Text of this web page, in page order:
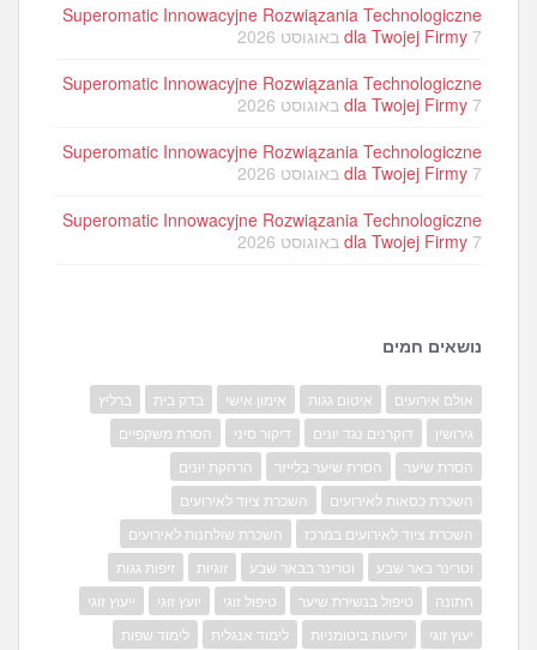
Superomatic Innowacyjne Rozwiązania Technologiczne
dla Twojej Firmy 7 באוגוסט 2026
Superomatic Innowacyjne Rozwiązania Technologiczne
dla Twojej Firmy 7 באוגוסט 2026
Superomatic Innowacyjne Rozwiązania Technologiczne
dla Twojej Firmy 7 באוגוסט 2026
Superomatic Innowacyjne Rozwiązania Technologiczne
dla Twojej Firmy 7 באוגוסט 2026
נושאים חמים
אולם אירועים איטום גגות אימון אישי בדק בית
ברליץ
גירושין
דוקרנים נגד יונים דיקור סיני
הסרת משקפיים
הסרת שיער
הסרת שיער בלייזר
הרחקת יונים
השכרת כסאות לאירועים
השכרת ציוד לאירועים
השכרת ציוד לאירועים במרכז
השכרת שולחנות לאירועים
וטרינר באר שבע
וטרינר בבאר שבע זוגיות
זיפות גגות
חתונה
טיפול בנשירת שיער טיפול זוגי יועץ זוגי
ייעוץ זוגי
יעוץ זוגי
יריעות ביטומניות לימוד אנגלית לימוד שפות